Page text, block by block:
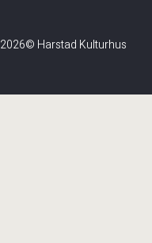
2026© Harstad Kulturhus